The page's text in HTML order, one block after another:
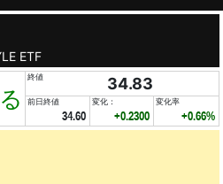
ETF
終値 34.83
前日終値
34.60
変化：
+0.2300
変化率
+0.66%